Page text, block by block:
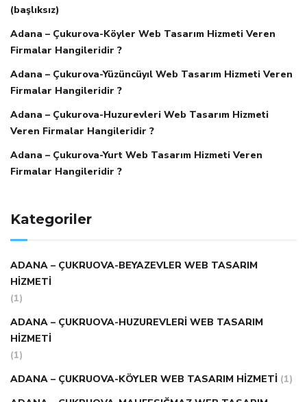
(başlıksız)
Adana – Çukurova-Köyler Web Tasarım Hizmeti Veren
Firmalar Hangileridir ?
Adana – Çukurova-Yüzüncüyıl Web Tasarım Hizmeti Veren
Firmalar Hangileridir ?
Adana – Çukurova-Huzurevleri Web Tasarım Hizmeti
Veren Firmalar Hangileridir ?
Adana – Çukurova-Yurt Web Tasarım Hizmeti Veren
Firmalar Hangileridir ?
Kategoriler
ADANA – ÇUKRUOVA-BEYAZEVLER WEB TASARIM
HIZMETI
(1)
ADANA – ÇUKRUOVA-HUZUREVLERI WEB TASARIM
HIZMETI
(1)
ADANA – ÇUKRUOVA-KÖYLER WEB TASARIM HIZMETI (1)